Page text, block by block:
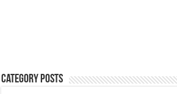
Category Posts